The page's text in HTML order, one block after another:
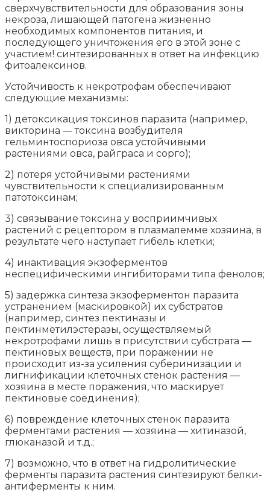
сверхчувствительности для образования зоны
некроза, лишающей патогена жизненно
необходимых компонентов питания, и
последующего уничтожения его в этой зоне с
участием! синтезированных в ответ на инфекцию
фитоалексинов.
Устойчивость к некротрофам обеспечивают
следующие механизмы:
1) детоксикация токсинов паразита (например,
викторина — токсина возбудителя
гельминтоспориоза овса устойчивыми
растениями овса, райграса и сорго);
2) потеря устойчивыми растениями
чувствительности к специализированным
патотоксинам;
3) связывание токсина у восприимчивых
растений с рецептором в плазмалемме хозяина, в
результате чего наступает гибель клетки;
4) инактивация экзоферментов
неспецифическими ингибиторами типа фенолов;
5) задержка синтеза экзоферментон паразита
устранением (маскировкой) их субстратов
(например, синтез пектиназы и
пектинметилэстеразы, осуществляемый
некротрофами лишь в присутствии субстрата —
пектиновых веществ, при поражении не
происходит из-за усиления суберинизации и
лигнификации клеточных стенок растения —
хозяина в месте поражения, что маскирует
пектиновые соединения);
6) повреждение клеточных стенок паразита
ферментами растения — хозяина — хитиназой,
глюканазой и т.д.;
7) возможно, что в ответ на гидролитические
ферменты паразита растения синтезируют белки-
антиферменты к ним.